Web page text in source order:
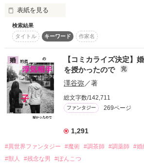
しかし自国で冷遇されていたアリシアは、
むしろ今よりマシになるくらいだと思い、
なんの感慨もなく隣国へ人質として旅立っ
そして隣国で、
王太子の側近である美貌の公爵ロイドと出
ロイドはアリシアの監視役のようでーー？
これは前世持ちでちょっぴりチートぎみな
前向きに人質生活を楽しんでいたら
いつの間にか愛されて幸せになっていくお
※設定がゆるい部分もあると思いますの
れば幸いです。
※前半〜中盤頃まで恋愛要素低めです。ど
表紙を見る
前世でハマっていたゲームの世界に、死亡
悪役幼女として転生してしまったリリー。
ゲームが進むと、義父・アルベルトの手で
そんなの嫌……！
死亡エンド回避のため、リリーはパパが自
るべく奮闘します――！
死亡エンドのはずか、愛されまくって死亡
検索結果
タイトル
キーワード 作家名
【コミカライズ決定】
を授かったので
完
澤谷弥／著
総文字数/142,711
ファンタジー 269ページ
1,291
#異世界ファンタジー #魔術 #調茶師 #調薬師 #婚
#獣人
#残念な男 #ぽんこつ